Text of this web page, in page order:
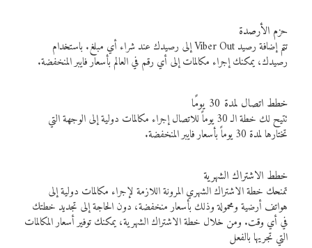
حزم الأرصدة
تتم إضافة رصيد Viber Out إلى رصيدك عند شراء أي مبلغ. باستخدام
رصيدك، يمكنك إجراء مكالمات إلى أي رقم في العالم بأسعار فايبر المنخفضة.
خطط اتصال لمدة 30 يومًا
تتيح لك خطة الـ 30 يوماً للاتصال إجراء مكالمات دولية إلى الوجهة التي
تختارها لمدة 30 يوماً بأسعار فايبر المنخفضة.
خطط الاشتراك الشهرية
تمنحك خطة الاشتراك الشهري المرونة اللازمة لإجراء مكالمات دولية إلى
هواتف أرضية ومحمولة وذلك بأسعار منخفضة، دون الحاجة إلى تجديد خطتك
في أي وقت. ومن خلال خطة الاشتراك الشهرية، يمكنك توفير أسعار المكالمات
التي تجريها بالفعل